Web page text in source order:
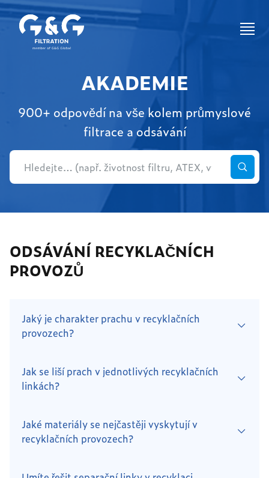
AKADEMIE
900+ odpovědí na vše kolem průmyslové
filtrace a odsávání
ODSÁVÁNÍ RECYKLAČNÍCH
PROVOZŮ
Jaký je charakter prachu v recyklačních
provozech?
Jak se liší prach v jednotlivých recyklačních
linkách?
Jaké materiály se nejčastěji vyskytují v
recyklačních provozech?